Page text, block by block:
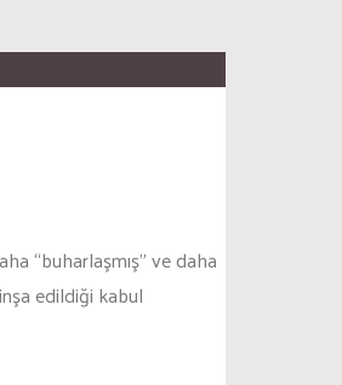
“buharlaşmış” ve daha
edildiği kabul